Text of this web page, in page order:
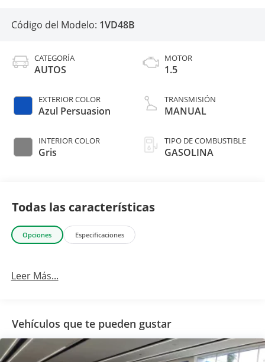
Código del Modelo: 1VD48B
CATEGORÍA
AUTOS
EXTERIOR COLOR
Azul Persuasion
INTERIOR COLOR
Gris
MOTOR
1.5
TRANSMISIÓN
MANUAL
TIPO DE COMBUSTIBLE
GASOLINA
Todas las características
Opciones Especificaciones
Leer Más...
Vehículos que te pueden gustar